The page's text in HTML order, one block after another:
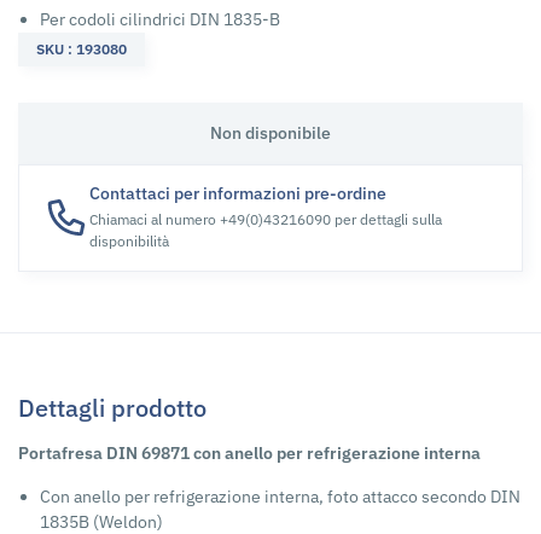
Per codoli cilindrici DIN 1835-B
SKU : 193080
Non disponibile
Contattaci per informazioni pre-ordine
Chiamaci al numero +49(0)43216090 per dettagli sulla
disponibilità
Dettagli prodotto
Portafresa DIN 69871 con anello per refrigerazione interna
Con anello per refrigerazione interna, foto attacco secondo DIN
1835B (Weldon)